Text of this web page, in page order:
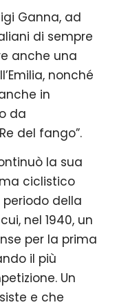
Ganna, ad
di sempre
anche una
nonché
in
da
del fango”.
la sua
ciclistico
della
nel 1940, un
per la prima
il più
Un
e che